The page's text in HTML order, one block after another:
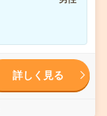
詳しく見る